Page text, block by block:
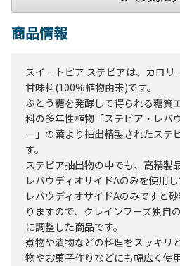
商品情報
スイートピア ステビアは、カロ
甘味料(100%植物由来)です。
ぶとう糖を発酵して得られる糖質
科の多年性植物「ステビア・レバ
ー」の葉より抽出精製されたステ
す。
ステビア抽出物の中でも、高精製
レバウディオサイドAのみを使用し
レバウディオサイドAのみですと
りますので、クレインフーズ独自
に調整した商品です。
煮物や漬物などの料理をスッキリ
物やお菓子作りなどにも幅広く使